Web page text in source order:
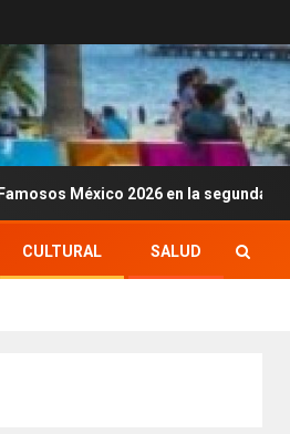
2026 en la segunda semana
CULTURAL SALUD